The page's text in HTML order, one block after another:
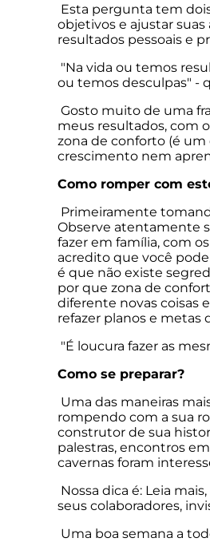
Esta pergunta tem
objetivos e ajustar
resultados pessoais e
"Na vida ou temos
ou temos desculpas" -
Gosto muito de uma
meus resultados, com
zona de conforto (é
crescimento nem
Como romper com
Primeiramente
Observe atentamente
fazer em família, com
acredito que você
é que não existe
por que zona de
diferente novas coisas
refazer planos e metas
"É loucura fazer as
Como se preparar?
Uma das maneiras
rompendo com a sua
construtor de sua
palestras, encontros
cavernas foram
Nossa dica é: Leia
seus colaboradores,
Uma boa semana a